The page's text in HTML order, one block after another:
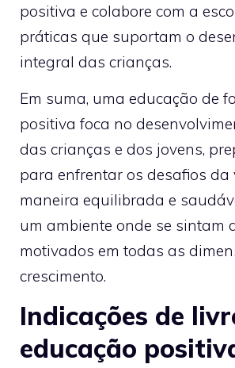
positiva e colabore com a
práticas que suportam o
integral das crianças.
Em suma, uma educação de
positiva foca no
das crianças e dos jovens,
para enfrentar os desafios da
maneira equilibrada e
um ambiente onde se sintam
motivados em todas as
crescimento.
Indicações de
educação